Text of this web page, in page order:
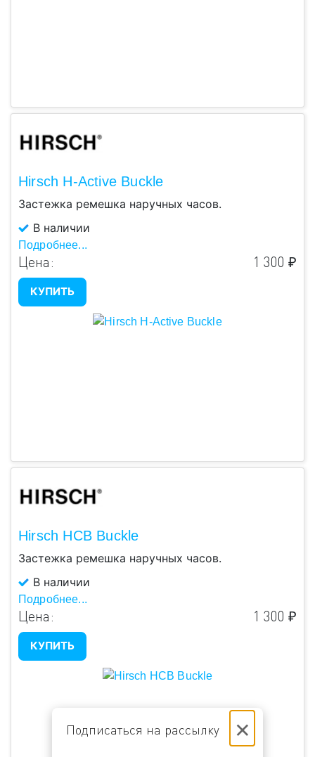
×
Подписаться на рассылку
Hirsch H-Active Buckle
Застежка ремешка наручных часов.
В наличии
Подробнее...
Цена: 1 300 ₽
КУПИТЬ
Hirsch HCB Buckle
Застежка ремешка наручных часов.
В наличии
Подробнее...
Цена: 1 300 ₽
КУПИТЬ